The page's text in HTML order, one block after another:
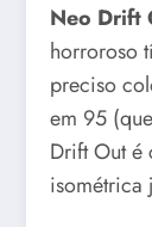
Neo Drift
horroroso
preciso
em 95
Drift Out é
isométrica